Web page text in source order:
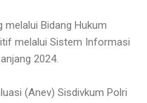
melalui Bidang Hukum
melalui Sistem Informasi
2024.
(Anev) Sisdivkum Polri